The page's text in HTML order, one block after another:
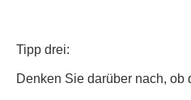
Tipp drei:
Denken Sie darüber nach,